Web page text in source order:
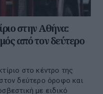
στην Αθήνα:
από τον δεύτερο
στο κέντρο της
δεύτερο όροφο και
με ειδικό